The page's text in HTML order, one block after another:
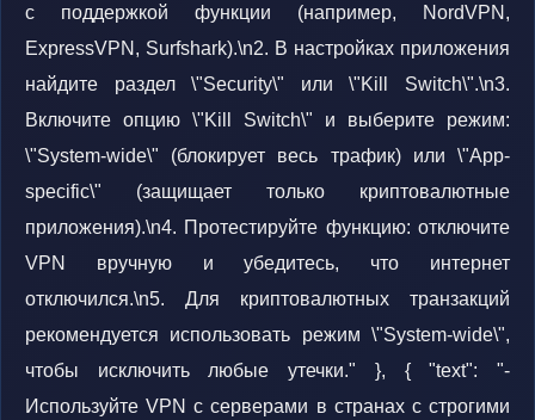
с поддержкой функции (например, NordVPN,
ExpressVPN, Surfshark).\n2. В настройках приложения
найдите раздел \"Security\" или \"Kill Switch\".\n3.
Включите опцию \"Kill Switch\" и выберите режим:
\"System-wide\" (блокирует весь трафик) или \"App-
specific\" (защищает только криптовалютные
приложения).\n4. Протестируйте функцию: отключите
VPN вручную и убедитесь, что интернет
отключился.\n5. Для криптовалютных транзакций
рекомендуется использовать режим \"System-wide\",
чтобы исключить любые утечки." }, { "text": "-
Используйте VPN с серверами в странах с строгими